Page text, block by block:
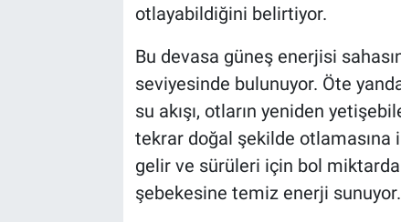
otlayabildiğini belirtiyor.
Bu devasa güneş enerjisi
seviyesinde bulunuyor. Öte
su akışı, otların yeniden
tekrar doğal şekilde otlamasına
gelir ve sürüleri için bol
şebekesine temiz enerji sunuyor.